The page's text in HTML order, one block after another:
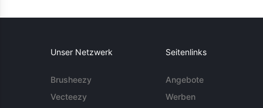
Unser Netzwerk
Brusheezy
Vecteezy
Seitenlinks
Angebote
Werben